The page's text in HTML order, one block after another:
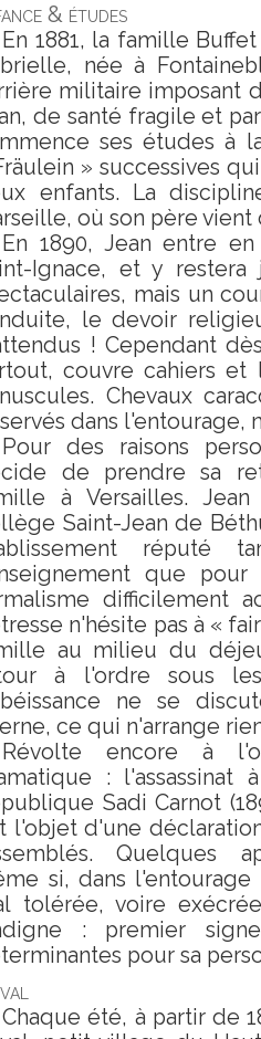
& études
En 1881, la famille
née à
militaire imposant
de santé fragile et
ses études à
» successives
enfants. La
où son père
En 1890, Jean entre
Ignace, et y restera
mais un
le devoir
! Cependant
couvre cahiers
Chevaux
dans l'entourage,
Pour des raisons
de prendre sa
à Versailles.
Saint-Jean de
réputé
que
difficilement
n'hésite pas à «
au milieu du
à l'ordre sous
ne se
ce qui n'arrange
Révolte encore à
:
Sadi Carnot
l'objet d'une
Quelques
si, dans
tolérée, voire
: premier
pour sa
Chaque été, à partir de